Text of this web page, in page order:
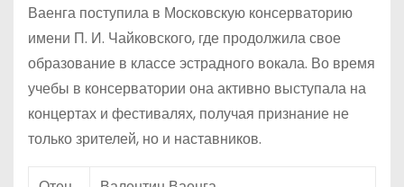
Ваенга поступила в Московскую консерваторию
имени П. И. Чайковского, где продолжила свое
образование в классе эстрадного вокала. Во время
учебы в консерватории она активно выступала на
концертах и фестивалях, получая признание не
только зрителей, но и наставников.